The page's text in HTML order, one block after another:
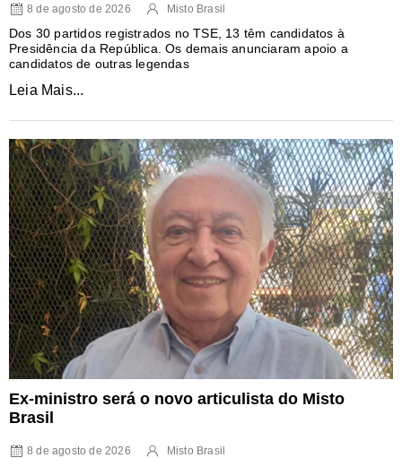
8 de agosto de 2026 Misto Brasil
Dos 30 partidos registrados no TSE, 13 têm candidatos à
Presidência da República. Os demais anunciaram apoio a
candidatos de outras legendas
Leia Mais...
Ex-ministro será o novo articulista do Misto
Brasil
8 de agosto de 2026 Misto Brasil